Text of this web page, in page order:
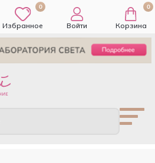
0
Избранное Войти
0
Корзина